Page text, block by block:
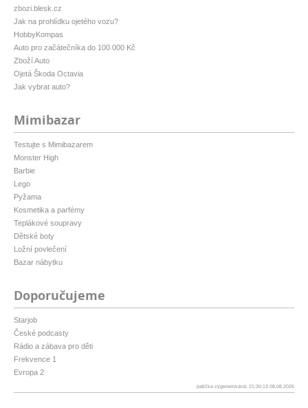
zbozi.blesk.cz
Jak na prohlídku ojetého vozu?
HobbyKompas
Auto pro začátečníka do 100 000 Kč
Zboží Auto
Ojetá Škoda Octavia
Jak vybrat auto?
Mimibazar
Testujte s Mimibazarem
Monster High
Barbie
Lego
Pyžama
Kosmetika a parfémy
Teplákové soupravy
Dětské boty
Ložní povlečení
Bazar nábytku
Doporučujeme
Starjob
České podcasty
Rádio a zábava pro děti
Frekvence 1
Evropa 2
patička vygenerovaná: 21:30:13 08.08.2026